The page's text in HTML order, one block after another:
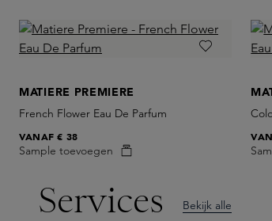
MATIERE PREMIERE
French Flower Eau De Parfum
Sample toevoegen
VANAF€ 38
Services Bekijk alle